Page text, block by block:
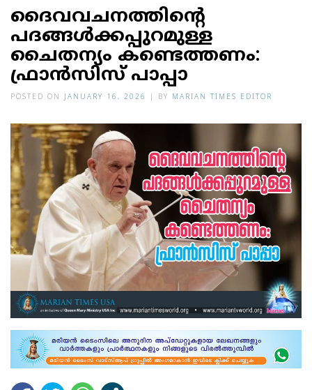
ദൈവവചനത്തിന്റെ
പദങ്ങൾക്കപ്പുറമുള്ള
ചൈതന്യം കണ്ടെത്തണം:
ഫ്രാൻസിസ് പാപ്പാ
POSTED ON JANUARY 16, 2026 BY MARIAN TIMES EDITOR